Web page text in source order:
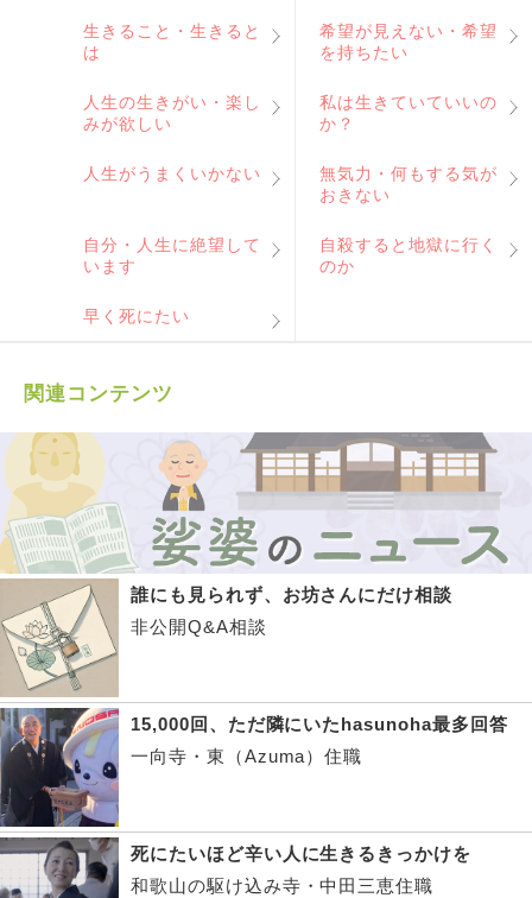
生きること・生きると
は
希望が見えない・希望
を持ちたい
人生の生きがい・楽し
みが欲しい
私は生きていていいの
か？
人生がうまくいかない
無気力・何もする気が
おきない
自分・人生に絶望して
います
自殺すると地獄に行く
のか
早く死にたい
関連コンテンツ
誰にも見られず、お坊さんにだけ相談
非公開Q&A相談
15,000回、ただ隣にいたhasunoha最多回答
一向寺・東（Azuma）住職
死にたいほど辛い人に生きるきっかけを
和歌山の駆け込み寺・中田三恵住職